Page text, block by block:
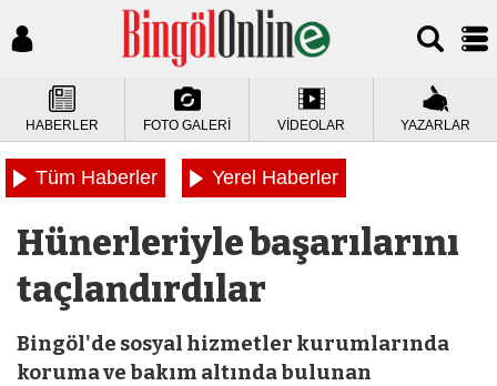
HABERLER FOTO GALERİ VİDEOLAR YAZARLAR
Tüm Haberler Yerel Haberler
Hünerleriyle başarılarını
taçlandırdılar
Bingöl'de sosyal hizmetler kurumlarında
koruma ve bakım altında bulunan